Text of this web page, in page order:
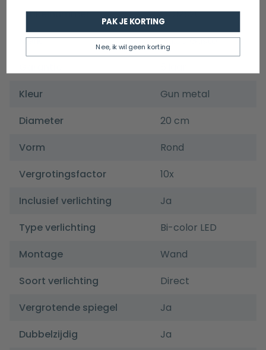
Artikelnummer
GGMS20
Merk
Guido Gusto
Kleur
Gun metal
Diameter
20 cm
Vorm
Rond
Vergrotingsfactor
10x
Inclusief verlichting
Ja
Type verlichting
Bi-color LED
Montage
Wand
Soort verlichting
Direct
Vergrotende spiegel
Ja
Dubbelzijdig
Ja
PAK JE KORTING
Nee, ik wil geen korting